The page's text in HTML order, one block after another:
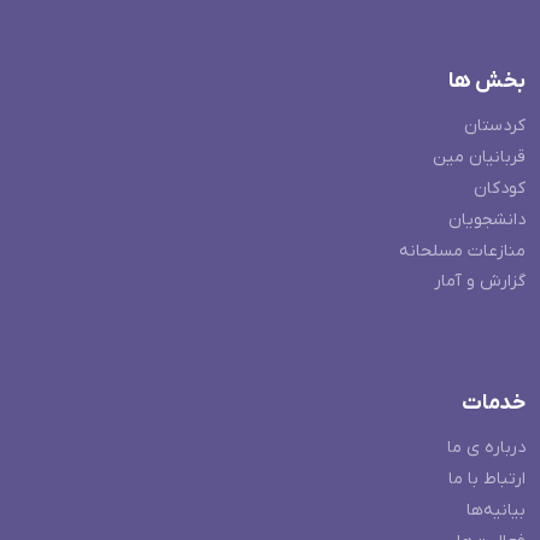
بخش ها
کردستان
قربانیان مین
کودکان
دانشجویان
منازعات مسلحانه
گزارش و آمار
خدمات
درباره ی ما
ارتباط با ما
بیانیه‌ها